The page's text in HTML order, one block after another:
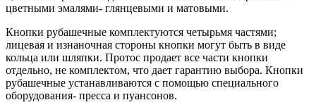
цветными эмалями- глянцевыми и матовыми.
Кнопки рубашечные комплектуются четырьмя частями;
лицевая и изнаночная стороны кнопки могут быть в виде
кольца или шляпки. Протос продает все части кнопки
отдельно, не комплектом, что дает гарантию выбора. Кнопки
рубашечные устанавливаются с помощью специального
оборудования- пресса и пуансонов.